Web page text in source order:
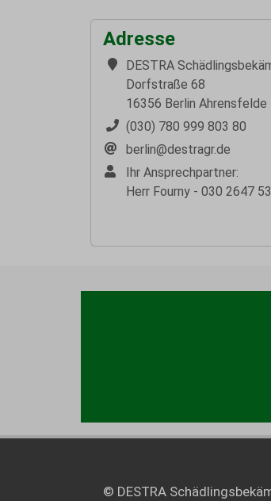
Adresse
DESTRA
Dorfstraße 68
16356 Berlin Ahrensfelde
(030) 780 999 803 80
berlin@destragr.de
Ihr Ansprechpartner:
Herr Fourny - 030 2647
© DESTRA